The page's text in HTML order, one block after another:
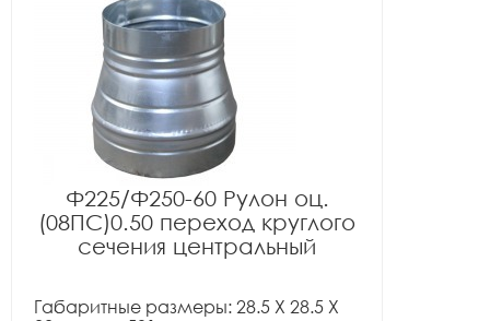
Ф225/Ф250-60 Рулон оц.
(08ПС)0.50 переход круглого
сечения центральный
Габаритные размеры: 28.5 X 28.5 X